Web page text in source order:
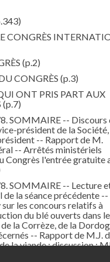
CONGRÈS
(p.2)
CONGRÈS (p.3)
ONT PRIS PART AUX
(p.7)
SOMMAIRE -- Discours
président de la Société,
-- Rapport de M.
-- Arrêtés ministériels
Congrès l'entrée gratuite
SOMMAIRE -- Lecture
la séance précédente --
les concours relatifs à
du blé ouverts dans
la Corrèze, de la
-- Rapport de M.J.
la viande ; discussion :